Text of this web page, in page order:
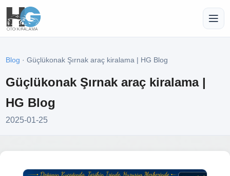
Blog · Güçlükonak Şırnak araç kiralama | HG Blog
Güçlükonak Şırnak araç kiralama |
HG Blog
2025-01-25